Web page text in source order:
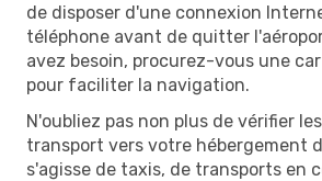
de disposer d'une connexion
téléphone avant de quitter
avez besoin, procurez-vous une
pour faciliter la navigation.
N'oubliez pas non plus de vérifier
transport vers votre hébergement
s'agisse de taxis, de transports en